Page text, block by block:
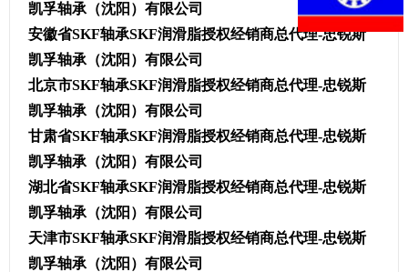
凯孚轴承（沈阳）有限公司
安徽省SKF轴承SKF润滑脂授权经销商总代理-忠锐斯
凯孚轴承（沈阳）有限公司
北京市SKF轴承SKF润滑脂授权经销商总代理-忠锐斯
凯孚轴承（沈阳）有限公司
甘肃省SKF轴承SKF润滑脂授权经销商总代理-忠锐斯
凯孚轴承（沈阳）有限公司
湖北省SKF轴承SKF润滑脂授权经销商总代理-忠锐斯
凯孚轴承（沈阳）有限公司
天津市SKF轴承SKF润滑脂授权经销商总代理-忠锐斯
凯孚轴承（沈阳）有限公司